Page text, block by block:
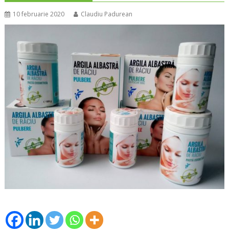
10 februarie 2020 Claudiu Padurean